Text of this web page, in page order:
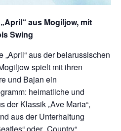
aus Mogiljow, mit
Swing
aus der belarussischen
spielt mit ihren
und Bajan ein
heimatliche und
der Klassik „Ave Maria“,
aus der Unterhaltung